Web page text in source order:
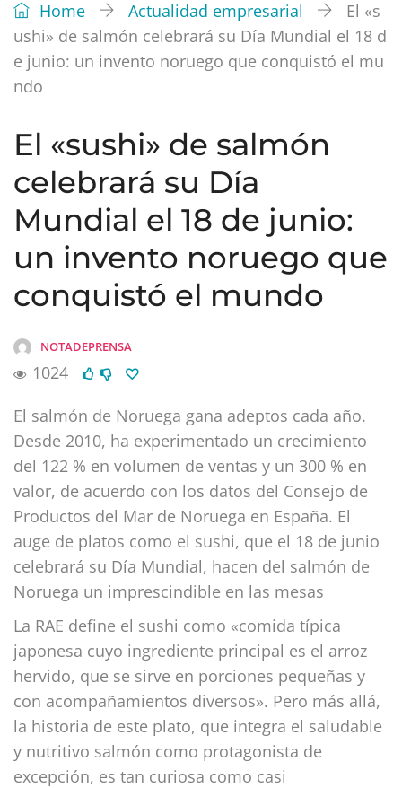
Home Actualidad empresarial
El «s
ushi» de salmón celebrará su Día Mundial el 18 d
e junio: un invento noruego que conquistó el mu
ndo
El «sushi» de salmón
celebrará su Día
Mundial el 18 de junio:
un invento noruego que
conquistó el mundo
NOTADEPRENSA
1024
El salmón de Noruega gana adeptos cada año.
Desde 2010, ha experimentado un crecimiento
del 122 % en volumen de ventas y un 300 % en
valor, de acuerdo con los datos del Consejo de
Productos del Mar de Noruega en España. El
auge de platos como el sushi, que el 18 de junio
celebrará su Día Mundial, hacen del salmón de
Noruega un imprescindible en las mesas
La RAE define el sushi como «comida típica
japonesa cuyo ingrediente principal es el arroz
hervido, que se sirve en porciones pequeñas y
con acompañamientos diversos». Pero más allá,
la historia de este plato, que integra el saludable
y nutritivo salmón como protagonista de
excepción, es tan curiosa como casi